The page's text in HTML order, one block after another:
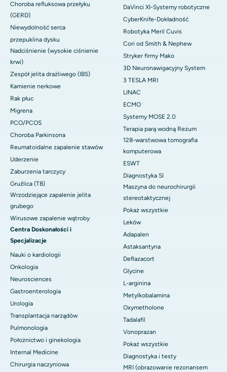
Choroba refluksowa przełyku
(GERD)
Niewydolność serca
przepuklina dysku
Nadciśnienie (wysokie ciśnienie
krwi)
Zespół jelita drażliwego (IBS)
Kamienie nerkowe
Rak płuc
Migrena
PCO/PCOS
Choroba Parkinsona
Reumatoidalne zapalenie stawów
Uderzenie
Zaburzenia tarczycy
Gruźlica (TB)
Wrzodziejące zapalenie jelita
grubego
Wirusowe zapalenie wątroby
Centra Doskonałości i
Specjalizacje
Nauki o kardiologii
Onkologia
Neurosciences
Gastroenterologia
Urologia
Transplantacja narządów
Pulmonologia
Położnictwo i ginekologia
Internal Medicine
Chirurgia naczyniowa
DaVinci XI-Systemy robotyczne
CyberKnife-Dokładność
Robotyka Meril Cuvis
Cori od Smith & Nephew
Stryker firmy Mako
3D Neuronawigacyjny System
3 TESLA MRI
LINAC
ECMO
Systemy MOSE 2.0
Terapia parą wodną Rezum
128-warstwowa tomografia
komputerowa
ESWT
Diagnostyka SI
Maszyna do neurochirurgii
stereotaktycznej
Pokaż wszystkie
Leków
Adapalen
Astaksantyna
Deflazacort
Glycine
L-arginina
Metylkobalamina
Oxymetholone
Tadalafil
Vonoprazan
Pokaż wszystkie
Diagnostyka i testy
MRI (obrazowanie rezonansem